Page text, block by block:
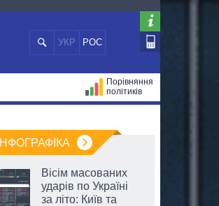
УКР РОС
Порівняння
політиків
ІНФОГРАФІКА
Вісім масованих
ударів по Україні
за літо: Київ та